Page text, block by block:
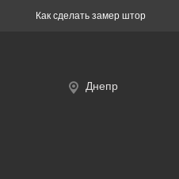
Как сделать замер штор
Днепр